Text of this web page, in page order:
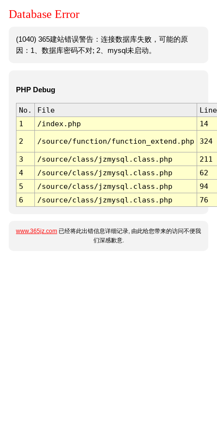
Database Error
(1040) 365建站错误警告：连接数据库失败，可能的原
因：1、数据库密码不对; 2、mysql未启动。
PHP Debug
No. File
Line
1
/index.php 14
2 /source/function/function_extend.php 324
3 /source/class/jzmysql.class.php
211
4
/source/class/jzmysql.class.php
62
5
/source/class/jzmysql.class.php
94
6
/source/class/jzmysql.class.php 76
www.365jz.com 已经将此出错信息详细记录, 由此给您带来的访问不便我
们深感歉意.